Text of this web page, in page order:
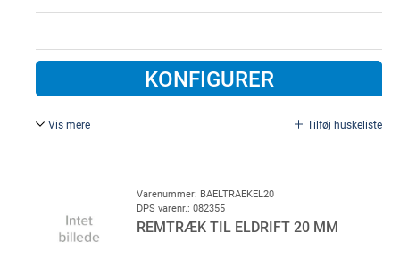
KONFIGURER
Vis mere Tilføj huskeliste
Afstands skive/hestesko i 1 mm. Bruges som
Varenummer: BAELTRAEKEL20
DPS varenr.: 082355
REMTRÆK TIL ELDRIFT 20 MM